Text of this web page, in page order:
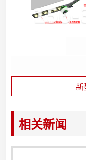
新
相关新闻